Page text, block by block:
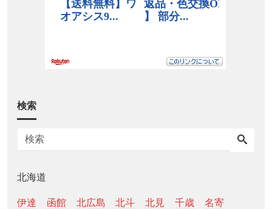
検索
北海道
伊達 函館 北広島 北斗 北見 千歳
名寄